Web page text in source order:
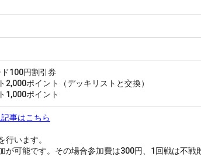
100円割引券
2,000ポイント（デッキリストと交換）
1,000ポイント
事はこちら
行います。
が可能です。その場合参加費は300円、1回戦は不戦